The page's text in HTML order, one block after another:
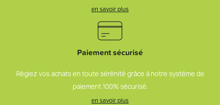
en savoir plus
Paiement sécurisé
Réglez vos achats en toute sérénité grâce à notre système de
paiement 100% sécurisé.
en savoir plus